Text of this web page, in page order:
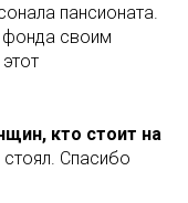
пансионата.
фонда своим
кто стоит на
стоял. Спасибо